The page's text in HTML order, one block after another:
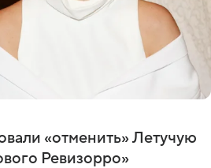
«отменить» Летучую
Ревизорро»